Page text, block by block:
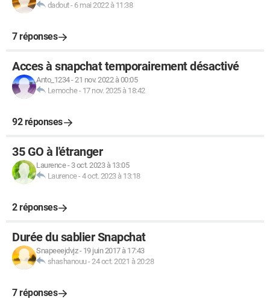
dadout- 6 mai 2022 à 11:38
7 réponses
Acces à snapchat temporairement désactivé
Anto_1234-21 nov. 2022 à 00:05
Lemoche- 17 nov. 2025 à 18:42
92 réponses
35 GO à l'étranger
Laurence- 3 oct. 2023 à 13:05
Laurence-4 oct. 2023 à 13:18
2 réponses
Durée du sablier Snapchat
Snapeeejdvjz- 19 juin 2017 à 17:43
shashanouu-24 oct. 2021 à 20:28
7 réponses